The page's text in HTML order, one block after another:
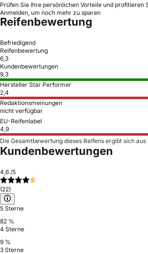
Prüfen Sie Ihre persönlichen Vorteile und profitieren
Anmelden, um noch mehr zu sparen
Reifenbewertung
Befriedigend
Reifenbewertung
6,3
Kundenbewertungen
9,3
Hersteller Star Performer
2,4
Redaktionsmeinungen
nicht verfügbar
EU-Reifenlabel
4,9
Die Gesamtbewertung dieses Reifens ergibt sich
Kundenbewertungen
4,6 /5
(22)
5 Sterne
82 %
4 Sterne
9 %
3 Sterne